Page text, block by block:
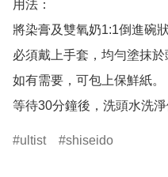
用法：
將染膏及雙氧奶1:1倒進碗
必須戴上手套，均勻塗抹於
如有需要，可包上保鮮紙。
等待30分鐘後，洗頭水洗淨
ultist shiseido